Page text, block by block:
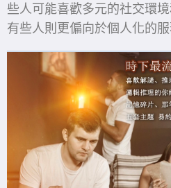
些人可能喜歡多元的社交環
有些人則更偏向於個人化的